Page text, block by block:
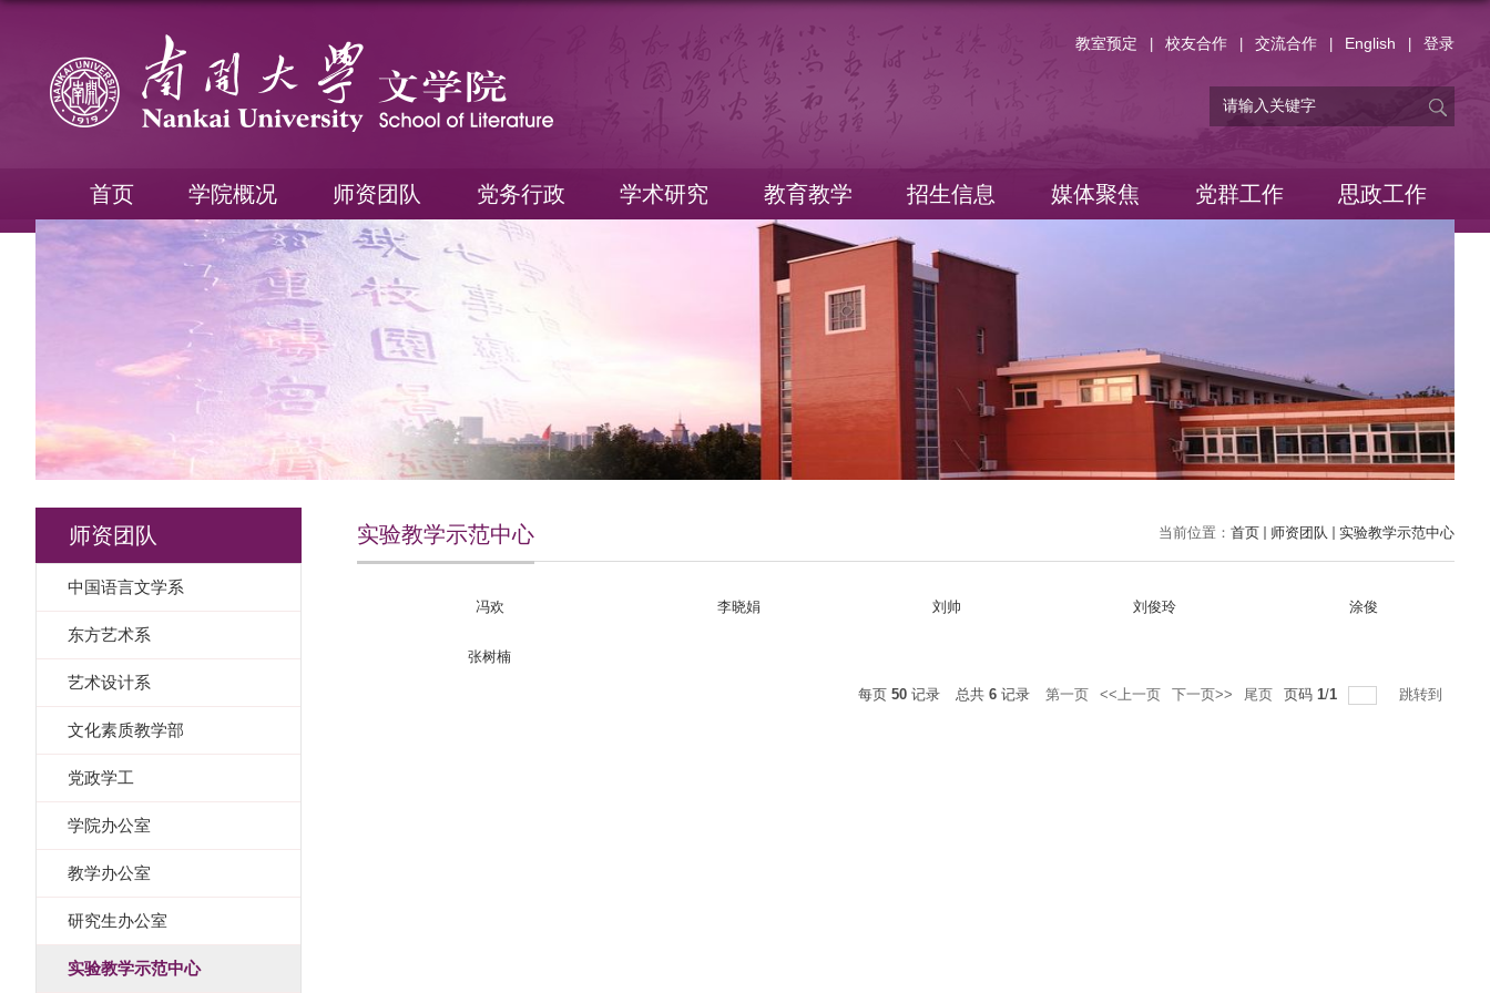
教室预定 校友合作 交流合作 English 登录
首页 学院概况 师资团队 党务行政 学术研究 教育教学 招生信息 媒体聚焦 党群工作 思政工作
师资团队
中国语言文学系
东方艺术系
艺术设计系
文化素质教学部
党政学工
学院办公室
教学办公室
研究生办公室
实验教学示范中心
当前位置： 首页 师资团队 实验教学示范中心
实验教学示范中心
冯欢 李晓娟 刘帅 刘俊玲 涂俊
张树楠
每页 50 记录 总共 6 记录 第一页 <<上一页 下一页>> 尾页 页码 1/1 跳转到